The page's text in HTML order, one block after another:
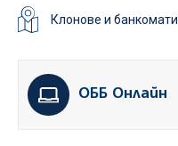
Клонове и банкомати
ОББ Онлайн